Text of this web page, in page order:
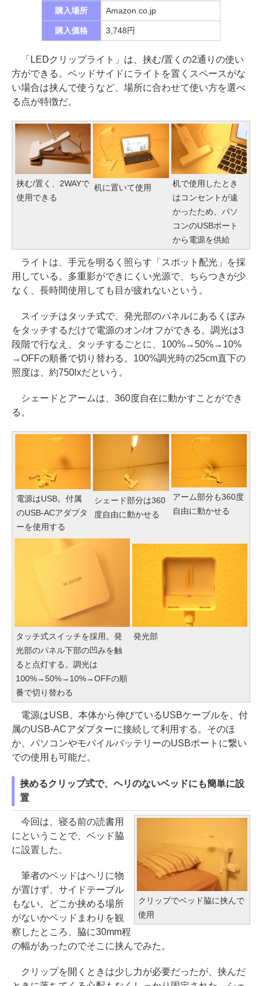
購入場所 Amazon.co.jp
購入価格 3,748円
「LEDクリップライト」は、挟む/置くの2通りの使い
方ができる。ベッドサイドにライトを置くスペースがな
い場合は挟んで使うなど、場所に合わせて使い方を選べ
る点が特徴だ。
挟む/置く、2WAYで
使用できる
机に置いて使用
机で使用したとき
はコンセントが遠
かったため、パソ
コンのUSBポート
から電源を供給
ライトは、手元を明るく照らす「スポット配光」を採
用している。多重影ができにくい光源で、ちらつきが少
なく、長時間使用しても目が疲れないという。
スイッチはタッチ式で、発光部のパネルにあるくぼみ
をタッチするだけで電源のオン/オフができる。調光は3
段階で行なえ、タッチするごとに、100%→50%→10%
→OFFの順番で切り替わる。100%調光時の25cm直下の
照度は、約750lxだという。
シェードとアームは、360度自在に動かすことができ
る。
電源はUSB。付属
のUSB-ACアダプタ
ーを使用する
シェード部分は360
度自由に動かせる
アーム部分も360度
自由に動かせる
タッチ式スイッチを採用。発
光部のパネル下部の凹みを触
ると点灯する。調光は
100%→50%→10%→OFFの順
番で切り替わる
発光部
電源はUSB。本体から伸びているUSBケーブルを、付
属のUSB-ACアダプターに接続して利用する。そのほ
か、パソコンやモバイルバッテリーのUSBポートに繋い
での使用も可能だ。
挟めるクリップ式で、ヘリのないベッドにも簡単に設
置
クリップでベッド脇に挟んで
使用
今回は、寝る前の読書用
にということで、ベッド脇
に設置した。
筆者のベッドはヘリに物
が置けず、サイドテーブル
もない。どこか挟める場所
がないかベッドまわりを観
察したところ、脇に30mm程
の幅があったのでそこに挟んでみた。
クリップを開くときは少し力が必要だったが、挟んだ